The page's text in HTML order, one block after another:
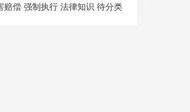
赔偿 强制执行 法律知识 待分类